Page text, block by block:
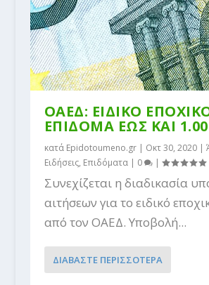
ΟΑΕΔ: ΕΙΔΙΚΟ
ΕΠΙΔΟΜΑ ΕΩΣ ΚΑΙ
κατά Epidotoumeno.gr| Οκτ 30, 2020|
Ειδήσεις, Επιδόματα| 0 |
Συνεχίζεται η διαδικασία
αιτήσεων για το ειδικό
από τον ΟΑΕΔ. Υποβολή...
ΔΙΑΒΑΣΤΕ ΠΕΡΙΣΣΟΤΕΡΑ